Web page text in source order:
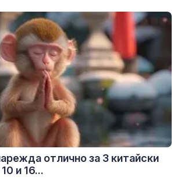
отлично за 3 китайски
и 16...